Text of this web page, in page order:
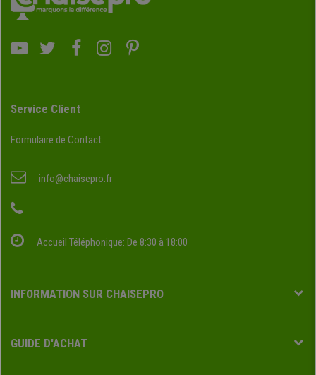
Service Client
Formulaire de Contact
info@chaisepro.fr
Accueil Téléphonique: De 8:30 à 18:00
INFORMATION SUR CHAISEPRO
GUIDE D'ACHAT